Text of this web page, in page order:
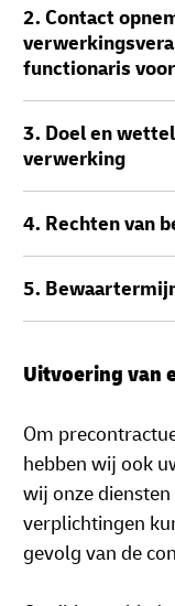
2. Contact
functionaris
3. Doel en
verwerking
4. Rechten van
5.
Uitvoering van
Om
hebben wij ook
wij onze
verplichtingen
gevolg van de